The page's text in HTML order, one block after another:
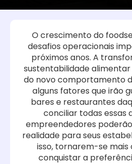
O crescimento do
desafios operacionais
próximos anos. A
sustentabilidade
do novo comportamento
alguns fatores que irão
bares e restaurantes
conciliar todas essas
empreendedores
realidade para seus
isso, tornarem-se
conquistar a